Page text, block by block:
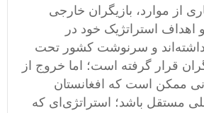
از موارد، بازیگران خارجی
اهداف استراتژیک خود در
داشته‌اند و سرنوشت کشور تحت
قرار گرفته است؛ اما خروج از
ممکن است که افغانستان
مستقل باشد؛ استراتژی‌ای که